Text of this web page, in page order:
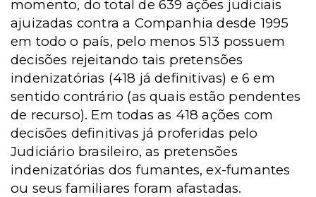
momento, do total de 639 ações judiciais
ajuizadas contra a Companhia desde 1995
em todo o país, pelo menos 513 possuem
decisões rejeitando tais pretensões
indenizatórias (418 já definitivas) e 6 em
sentido contrário (as quais estão pendentes
de recurso). Em todas as 418 ações com
decisões definitivas já proferidas pelo
Judiciário brasileiro, as pretensões
indenizatórias dos fumantes, ex-fumantes
ou seus familiares foram afastadas.